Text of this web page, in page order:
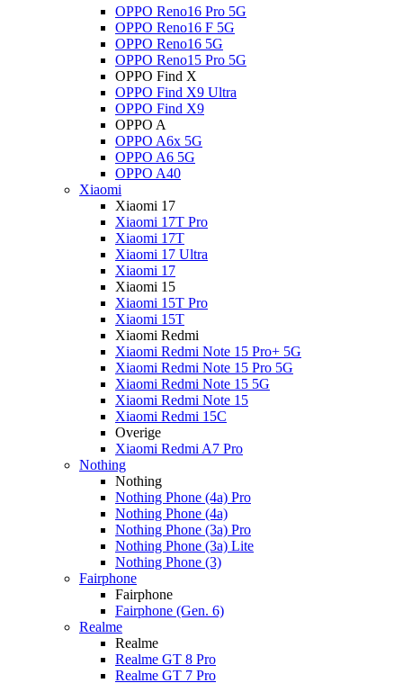
OPPO Reno16 Pro 5G
OPPO Reno16 F 5G
OPPO Reno16 5G
OPPO Reno15 Pro 5G
OPPO Find X
OPPO Find X9 Ultra
OPPO Find X9
OPPO A
OPPO A6x 5G
OPPO A6 5G
OPPO A40
Xiaomi
Xiaomi 17
Xiaomi 17T Pro
Xiaomi 17T
Xiaomi 17 Ultra
Xiaomi 17
Xiaomi 15
Xiaomi 15T Pro
Xiaomi 15T
Xiaomi Redmi
Xiaomi Redmi Note 15 Pro+ 5G
Xiaomi Redmi Note 15 Pro 5G
Xiaomi Redmi Note 15 5G
Xiaomi Redmi Note 15
Xiaomi Redmi 15C
Overige
Xiaomi Redmi A7 Pro
Nothing
Nothing
Nothing Phone (4a) Pro
Nothing Phone (4a)
Nothing Phone (3a) Pro
Nothing Phone (3a) Lite
Nothing Phone (3)
Fairphone
Fairphone
Fairphone (Gen. 6)
Realme
Realme
Realme GT 8 Pro
Realme GT 7 Pro